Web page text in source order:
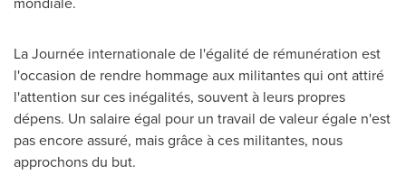
La Journée internationale de l'égalité de rémunération est
l'occasion de rendre hommage aux militantes qui ont attiré
l'attention sur ces inégalités, souvent à leurs propres
dépens. Un salaire égal pour un travail de valeur égale n'est
pas encore assuré, mais grâce à ces militantes, nous
approchons du but.